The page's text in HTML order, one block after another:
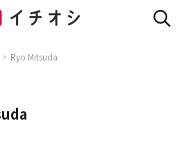
Ryo Mitsuda